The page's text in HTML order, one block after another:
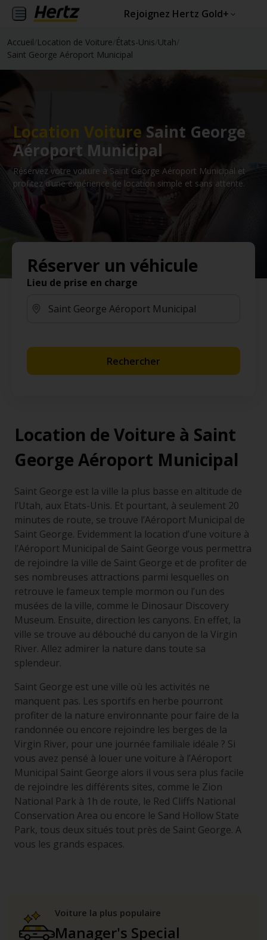
Rejoignez Hertz Gold+
Accueil Location de Voiture États-Unis Utah
Saint George Aéroport Municipal
Location Voiture Saint George
Aéroport Municipal
Réservez votre voiture à Saint George Aéroport Municipal et
profitez d’une expérience de location simple et sans attente.
Réserver un véhicule
Lieu de prise en charge
Rechercher
Location de Voiture à Saint
George Aéroport Municipal
Saint George est la ville la plus basse en altitude de
l’Utah, aux Etats-Unis. Et pourtant, à seulement 20
minutes de route, se trouve l’Aéroport Municipal de
Saint George. Evidemment la location d’une voiture à
l’Aéroport Municipal de Saint George vous permettra
de rejoindre la ville de Saint George et de profiter de
ses nombreuses attractions parmi lesquelles on
retrouve le fameux temple mormon ou l’un des
musées de la ville, comme le Dinosaur Discovery
Museum. Ensuite, direction les canyons. En effet, la
ville se trouve au débouché du canyon de la Virgin
River. Allez admirer la nature dans toute sa
splendeur.
Saint George est une ville où les activités ne
manquent pas. Les sportifs en herbe pourront
profiter de la nature environnante pour faire de la
randonnée ou encore rejoindre les berges de la
Virgin River, pour une journée familiale idéale ? Si
vous avez pensé à louer une voiture à l’Aéroport
Municipal Saint George alors il vous sera plus facile
de rejoindre les différents sites, comme le Zion
National Park à 1h de route, le Red Cliffs National
Conservation Area ou encore le Sand Hollow State
Park, tous deux situés tout près de Saint George. A
vous les grands espaces.
Voiture la plus populaire
Manager's Special